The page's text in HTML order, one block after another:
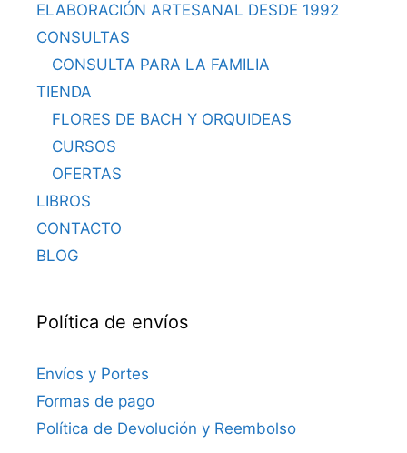
ELABORACIÓN ARTESANAL DESDE 1992
CONSULTAS
CONSULTA PARA LA FAMILIA
TIENDA
FLORES DE BACH Y ORQUIDEAS
CURSOS
OFERTAS
LIBROS
CONTACTO
BLOG
Política de envíos
Envíos y Portes
Formas de pago
Política de Devolución y Reembolso